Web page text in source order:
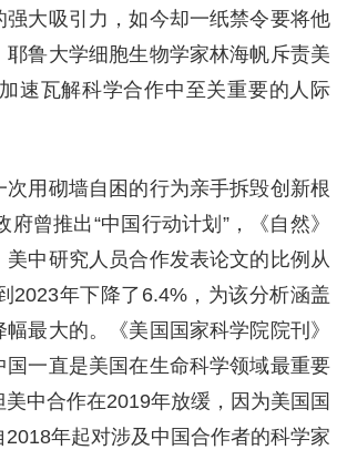
强大吸引力，如今却一纸禁令要将他
耶鲁大学细胞生物学家林海帆斥责美
速瓦解科学合作中至关重要的人际
次用砌墙自困的行为亲手拆毁创新根
府曾推出“中国行动计划”，《自然》
美中研究人员合作发表论文的比例从
2023年下降了6.4%，为该分析涵盖
最大的。《美国国家科学院院刊》
国一直是美国在生命科学领域最重要
中合作在2019年放缓，因为美国国
2018年起对涉及中国合作者的科学家